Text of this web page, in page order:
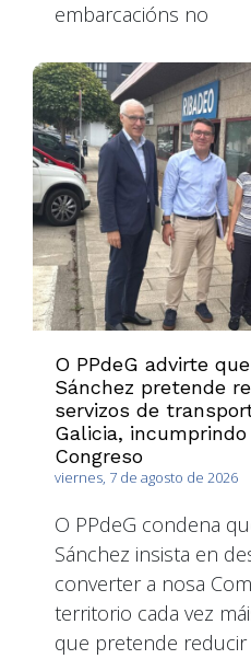
embarcacións no
O PPdeG advirte
Sánchez pretende
servizos de
Galicia,
Congreso
viernes, 7 de agosto de 2026
O PPdeG condena
Sánchez insista en
converter a nosa
territorio cada vez
que pretende reducir